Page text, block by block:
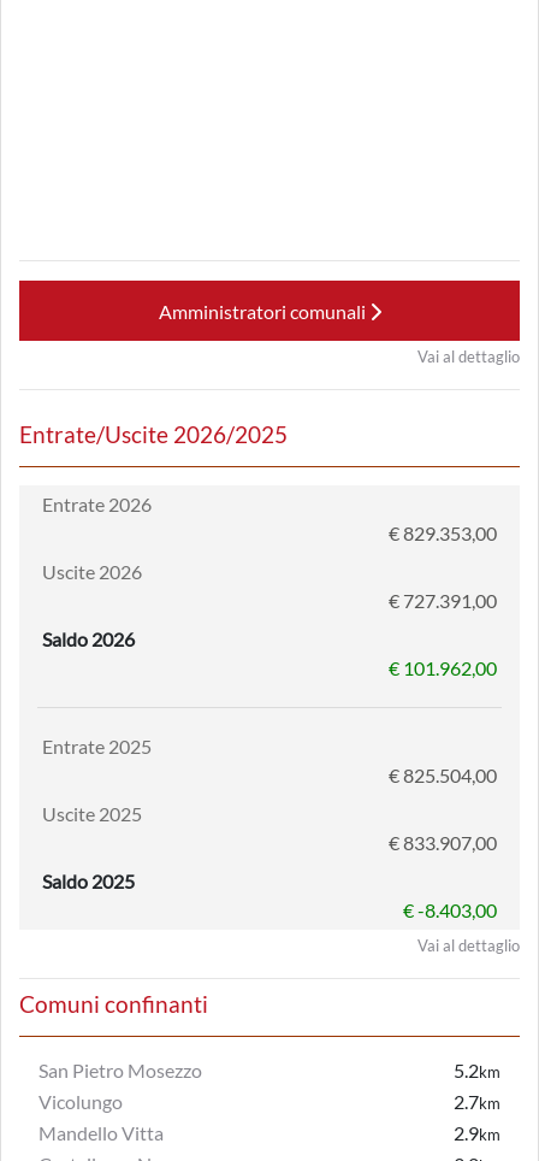
Amministratori comunali
Vai al dettaglio
Entrate/Uscite 2026/2025
Entrate 2026
€ 829.353,00
Uscite 2026
€ 727.391,00
Saldo 2026
€ 101.962,00
Entrate 2025
€ 825.504,00
Uscite 2025
€ 833.907,00
Saldo 2025
€ -8.403,00
Vai al dettaglio
Comuni confinanti
San Pietro Mosezzo 5.2km
Vicolungo 2.7km
Mandello Vitta 2.9km